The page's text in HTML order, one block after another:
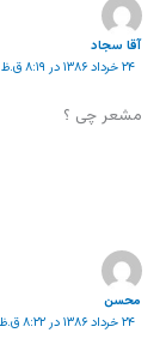
آقا سجاد
۲۴ خرداد ۱۳۸۶ در ۸:۱۹ ق.ظ
مشعر چی ؟
محسن
۲۴ خرداد ۱۳۸۶ در ۸:۲۲ ق.ظ